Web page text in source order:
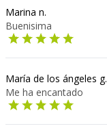
Marina n.
Buenisima
María de los ángeles g.
Me ha encantado